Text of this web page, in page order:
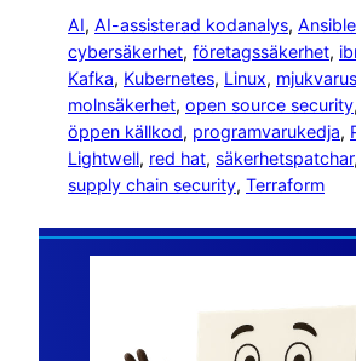
AI, AI-assisterad kodanalys, Ansible
cybersäkerhet, företagssäkerhet,
Kafka, Kubernetes, Linux,
molnsäkerhet, open source security,
öppen källkod, programvarukedja,
Lightwell, red hat, säkerhetspatchar,
supply chain security, Terraform